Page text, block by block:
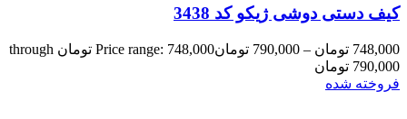
کیف دستی دوشی ژیکو کد 3438
748,000 تومان –
790,000 تومان
Price range: 748,000 تومان through
790,000 تومان
فروخته شده